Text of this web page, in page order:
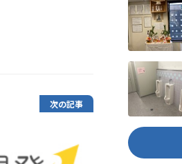
次の記事